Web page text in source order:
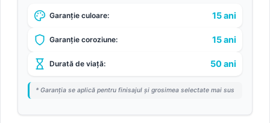
Garanție culoare: 15 ani
Garanție coroziune: 15 ani
Durată de viață: 50 ani
* Garanția se aplică pentru finisajul și grosimea selectate mai sus